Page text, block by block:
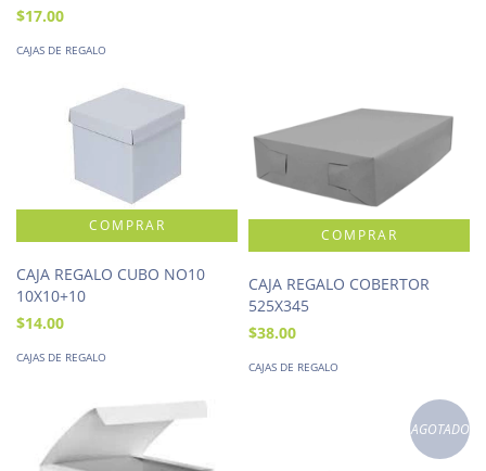
$17.00
CAJAS DE REGALO
CAJA REGALO CUBO NO10
10X10+10
$14.00
CAJAS DE REGALO
CAJA REGALO COBERTOR
525X345
$38.00
CAJAS DE REGALO
AGOTADO